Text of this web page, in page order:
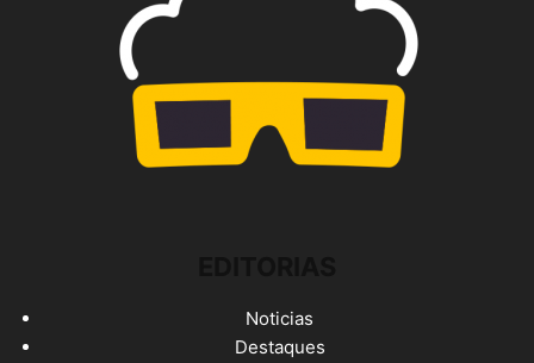
Noticias
Destaques